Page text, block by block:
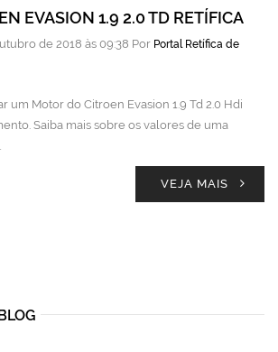
EVASION 1.9 2.0 TD RETÍFICA
de 2018 às 09:38 Por Portal Retífica de
um Motor do Citroen Evasion 1.9 Td 2.0 Hdi
Saiba mais sobre os valores de uma
VEJA MAIS